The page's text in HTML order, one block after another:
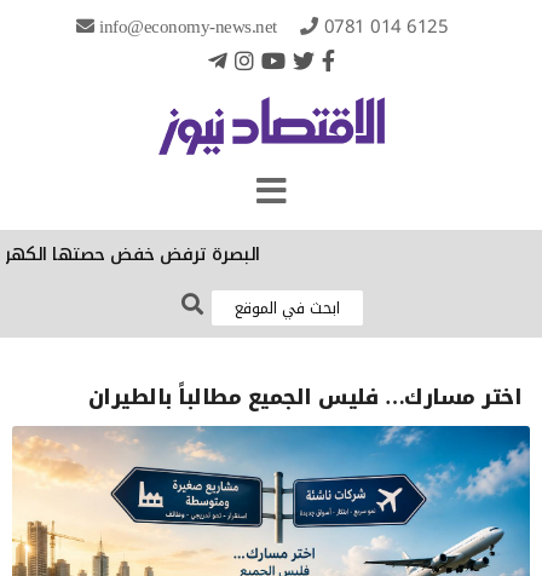
info@economy-news.net 0781 014 6125
البصرة ترفض خفض حصتها الكهربائية:
اختر مسارك… فليس الجميع مطالباً بالطيران